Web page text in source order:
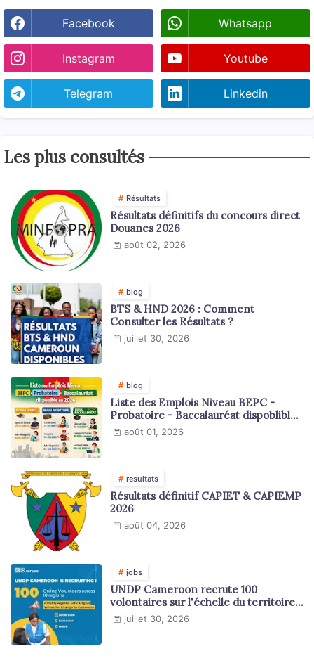
Facebook Whatsapp
Instagram Youtube
Telegram Linkedin
Les plus consultés
Résultats
Résultats définitifs du concours direct
Douanes 2026
août 02, 2026
blog
BTS & HND 2026 : Comment
Consulter les Résultats ?
juillet 30, 2026
blog
Liste des Emplois Niveau BEPC -
Probatoire - Baccalauréat dispoblible
en 2026
août 01, 2026
resultats
Résultats définitif CAPIET & CAPIEMP
2026
août 04, 2026
jobs
UNDP Cameroon recrute 100
volontaires sur l'échelle du territoire
national
juillet 30, 2026